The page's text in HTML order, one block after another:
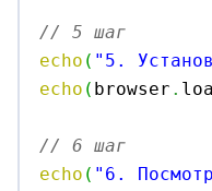
// 5 шаг
echo ( "5.
echo ( browser .
// 6 шаг
echo ( "6.